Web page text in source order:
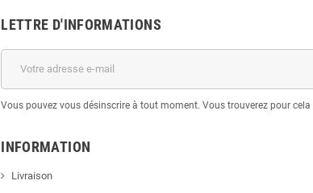
LETTRE D'INFORMATIONS
Vous pouvez vous désinscrire à tout moment. Vous trouverez pour
INFORMATION
Livraison